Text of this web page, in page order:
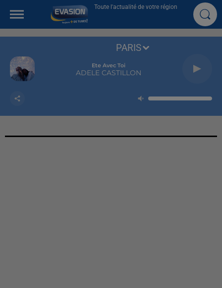
Toute l'actualité de votre région
Ete Avec Toi
ADELE CASTILLON
PARIS